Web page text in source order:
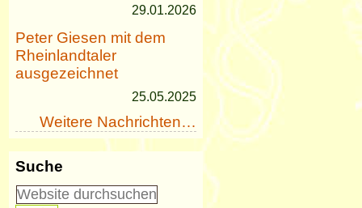
29.01.2026
Peter Giesen mit dem
Rheinlandtaler
ausgezeichnet
25.05.2025
Weitere Nachrichten…
Suche